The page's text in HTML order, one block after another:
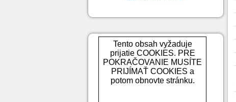
Tento obsah vyžaduje
prijatie COOKIES. PRE
POKRAČOVANIE MUSÍTE
PRIJÍMAŤ COOKIES a
potom obnovte stránku.